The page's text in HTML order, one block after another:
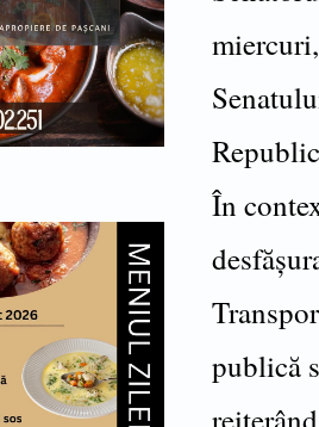
În
publică